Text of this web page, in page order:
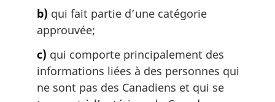
b) qui fait partie d’une catégorie
approuvée;
c) qui comporte principalement des
informations liées à des personnes qui
ne sont pas des Canadiens et qui se